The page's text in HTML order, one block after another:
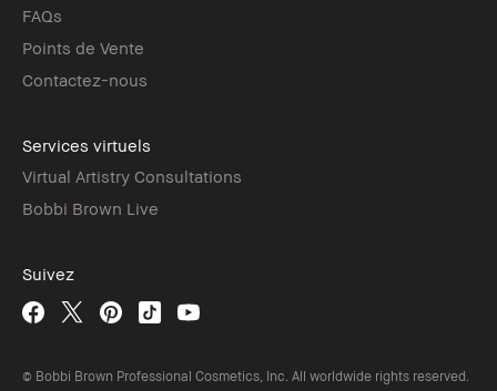
FAQs
Points de Vente
Contactez-nous
Services virtuels
Virtual Artistry Consultations
Bobbi Brown Live
Suivez
© Bobbi Brown Professional Cosmetics, Inc. All worldwide rights reserved.